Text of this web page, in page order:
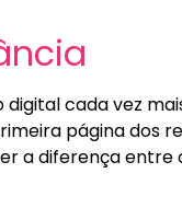
digital cada vez
página dos
a diferença entre